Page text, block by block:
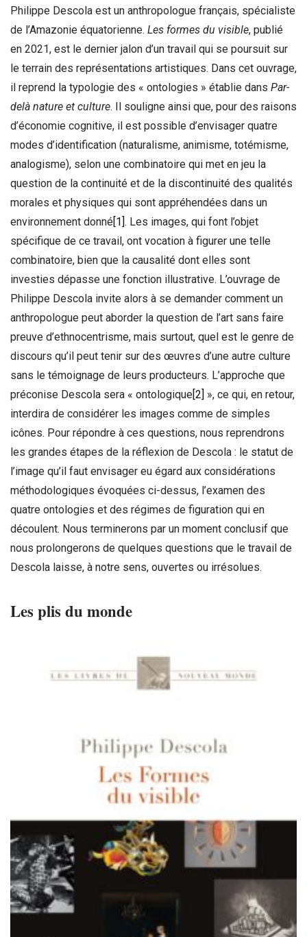
Philippe Descola est un anthropologue français, spécialiste
de l’Amazonie équatorienne. Les formes du visible, publié
en 2021, est le dernier jalon d’un travail qui se poursuit sur
le terrain des représentations artistiques. Dans cet ouvrage,
il reprend la typologie des « ontologies » établie dans Par-
delà nature et culture. Il souligne ainsi que, pour des raisons
d’économie cognitive, il est possible d’envisager quatre
modes d’identification (naturalisme, animisme, totémisme,
analogisme), selon une combinatoire qui met en jeu la
question de la continuité et de la discontinuité des qualités
morales et physiques qui sont appréhendées dans un
environnement donné[1]. Les images, qui font l’objet
spécifique de ce travail, ont vocation à figurer une telle
combinatoire, bien que la causalité dont elles sont
investies dépasse une fonction illustrative. L’ouvrage de
Philippe Descola invite alors à se demander comment un
anthropologue peut aborder la question de l’art sans faire
preuve d’ethnocentrisme, mais surtout, quel est le genre de
discours qu’il peut tenir sur des œuvres d’une autre culture
sans le témoignage de leurs producteurs. L’approche que
préconise Descola sera « ontologique[2] », ce qui, en retour,
interdira de considérer les images comme de simples
icônes. Pour répondre à ces questions, nous reprendrons
les grandes étapes de la réflexion de Descola : le statut de
l’image qu’il faut envisager eu égard aux considérations
méthodologiques évoquées ci-dessus, l’examen des
quatre ontologies et des régimes de figuration qui en
découlent. Nous terminerons par un moment conclusif que
nous prolongerons de quelques questions que le travail de
Descola laisse, à notre sens, ouvertes ou irrésolues.
Les plis du monde